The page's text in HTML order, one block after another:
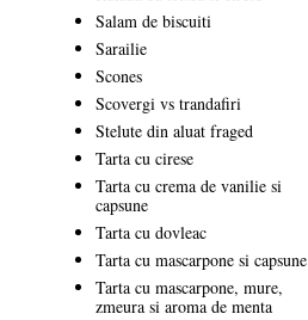
Salam de biscuiti
Sarailie
Scones
Scovergi vs trandafiri
Stelute din aluat fraged
Tarta cu cirese
Tarta cu crema de vanilie si
capsune
Tarta cu dovleac
Tarta cu mascarpone si capsune
Tarta cu mascarpone, mure,
zmeura si aroma de menta